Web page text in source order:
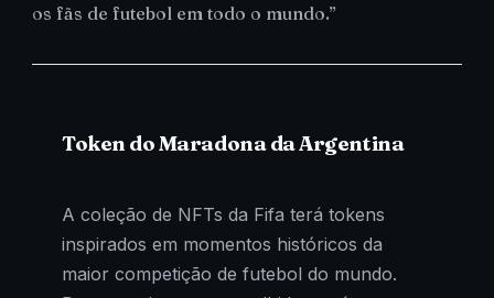
os fãs de futebol em todo o mundo.”
Token do Maradona da Argentina
A coleção de NFTs da Fifa terá tokens
inspirados em momentos históricos da
maior competição de futebol do mundo.